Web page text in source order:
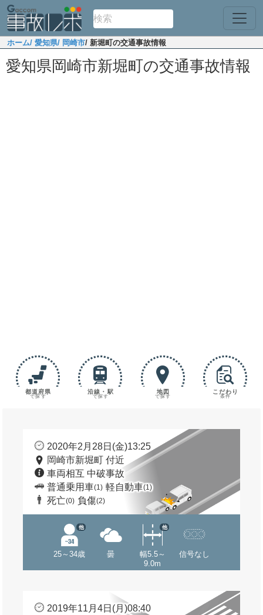
ホーム/ 愛知県/ 岡崎市/ 新堀町の交通事故情報
愛知県岡崎市新堀町の交通事故情報
都道府県
で探す
沿線・駅
で探す
地図
で探す
こだわり
条件
2020年2月28日(金)13:25
岡崎市新堀町 付近
車両相互 中破事故
普通乗用車(1) 軽自動車(1)
死亡(0) 負傷(2)
25～34歳
他
曇
幅5.5～
9.0m
他
信号なし
2019年11月4日(月)08:40